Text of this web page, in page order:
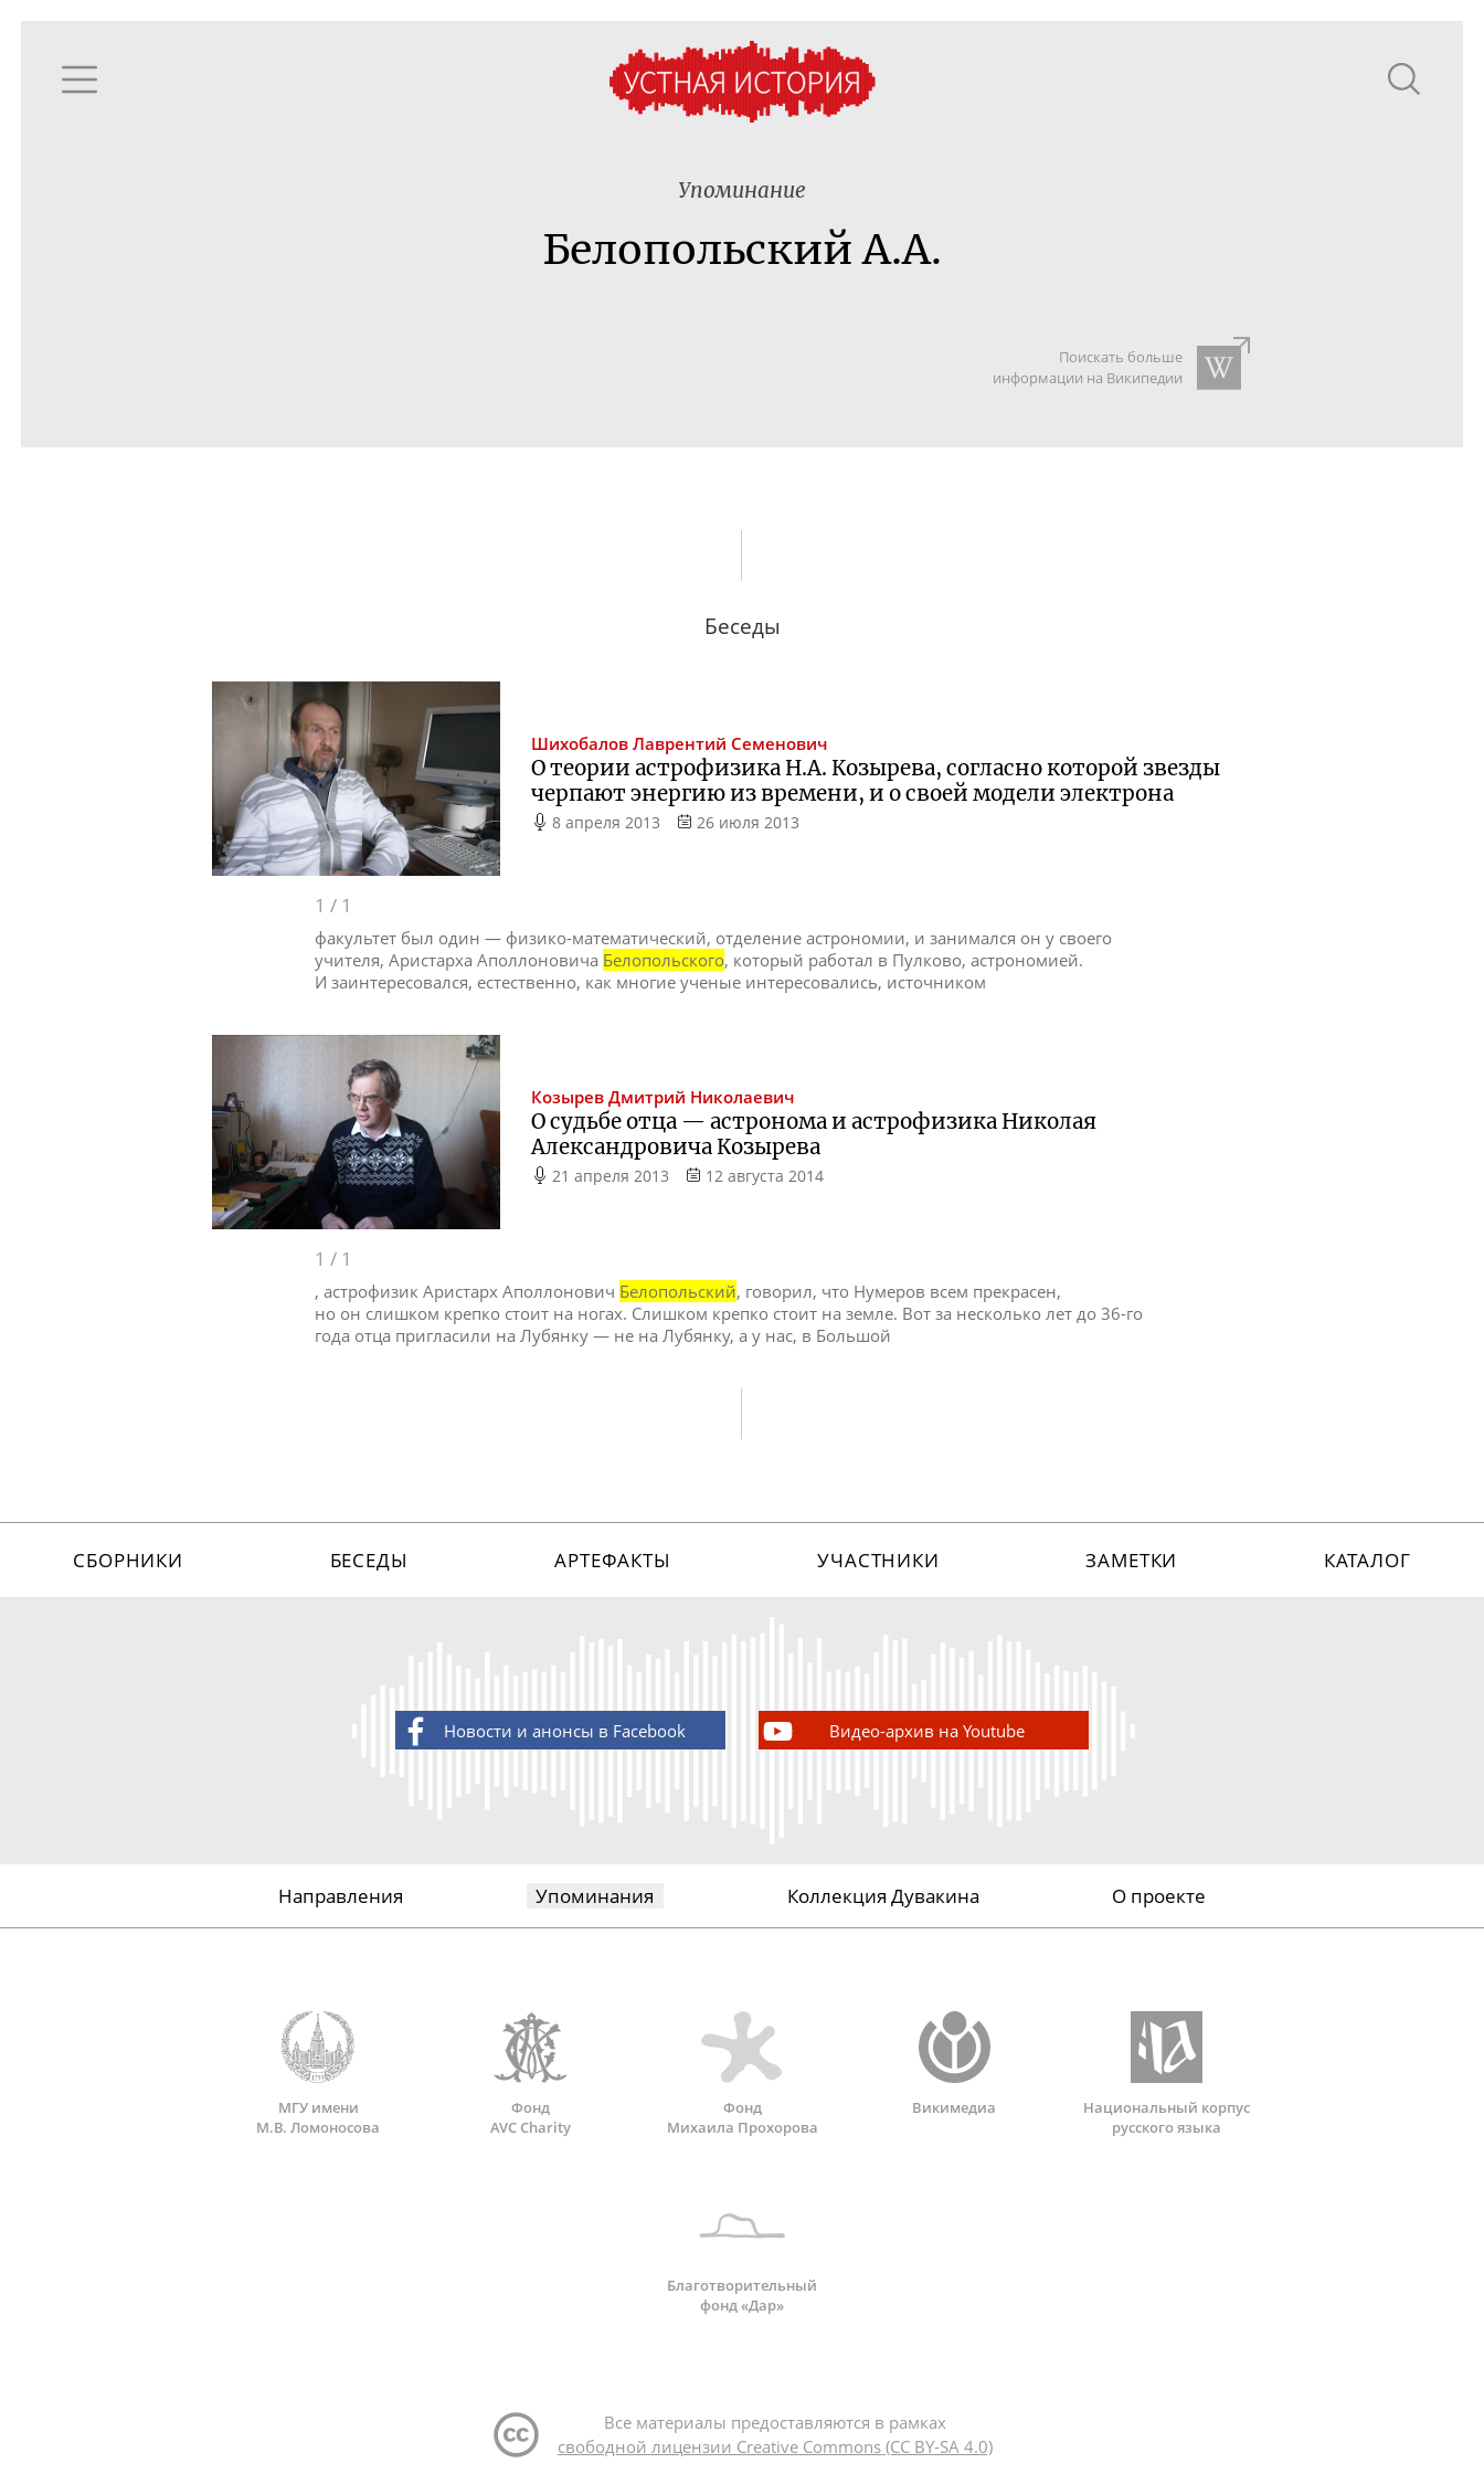
Упоминание
Белопольский А.А.
Поискать больше
информации на Википедии
Беседы
Шихобалов Лаврентий Семенович
О теории астрофизика Н.А. Козырева, согласно которой звезды
черпают энергию из времени, и о своей модели электрона
8 апреля 2013 26 июля 2013
1 / 1
факультет был один — физико-математический, отделение астрономии, и занимался он у своего
учителя, Аристарха Аполлоновича Белопольского, который работал в Пулково, астрономией.
И заинтересовался, естественно, как многие ученые интересовались, источником
Козырев Дмитрий Николаевич
О судьбе отца — астронома и астрофизика Николая
Александровича Козырева
21 апреля 2013 12 августа 2014
1 / 1
, астрофизик Аристарх Аполлонович Белопольский, говорил, что Нумеров всем прекрасен,
но он слишком крепко стоит на ногах. Слишком крепко стоит на земле. Вот за несколько лет до 36-го
года отца пригласили на Лубянку — не на Лубянку, а у нас, в Большой
СБОРНИКИ БЕСЕДЫ АРТЕФАКТЫ УЧАСТНИКИ ЗАМЕТКИ КАТАЛОГ
Новости и анонсы в Facebook Видео-архив на Youtube
Направления Упоминания Коллекция Дувакина О проекте
МГУ имени
М.В. Ломоносова
Фонд
AVC Charity
Фонд
Михаила Прохорова
Викимедиа
Национальный корпус
русского языка
Благотворительный
фонд «Дар»
Все материалы предоставляются в рамках
свободной лицензии Creative Commons (CC BY-SA 4.0)